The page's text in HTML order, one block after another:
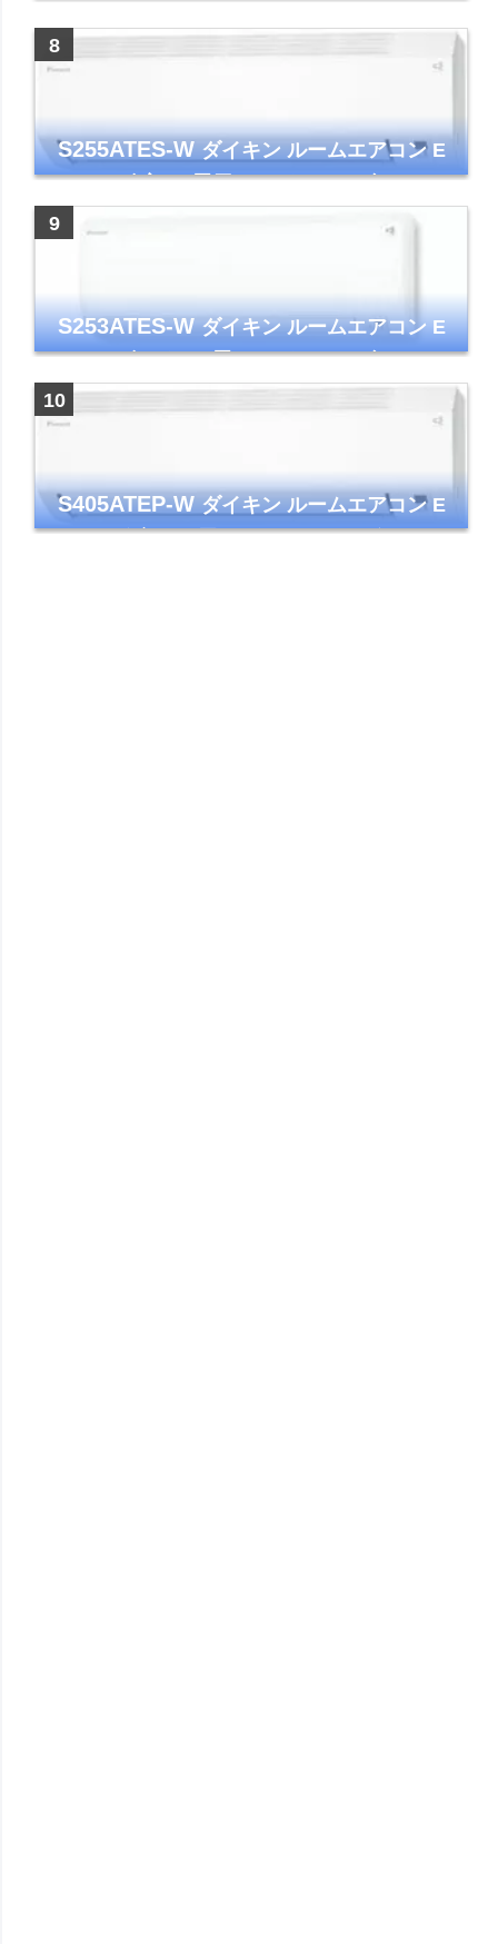
シリーズ 主に18畳用 ホワイト 2025年モデル
コンパクトモデル ストリーマ
S255ATES-Wダイキン ルームエアコン E
シリーズ 主に8畳用 ホワイト 2025年モデル
S253ATES-Wダイキン ルームエアコン E
シリーズ おもに8畳 ホワイト 2023年モデル
ストリーマ
S405ATEP-Wダイキン ルームエアコン E
シリーズ 主に14畳用 ホワイト 2025年モデル